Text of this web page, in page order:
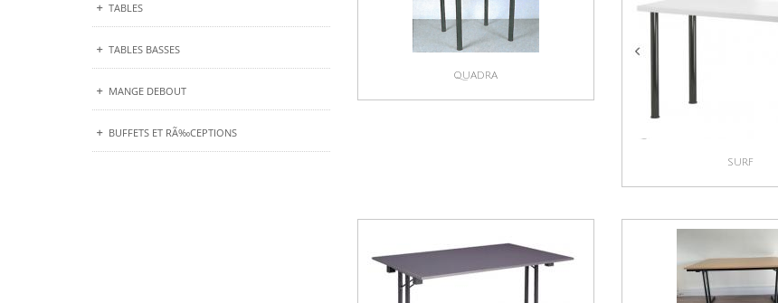
TABLES
TABLES BASSES
MANGE DEBOUT
BUFFETS ET RÃ‰CEPTIONS
QUADRA
SURF